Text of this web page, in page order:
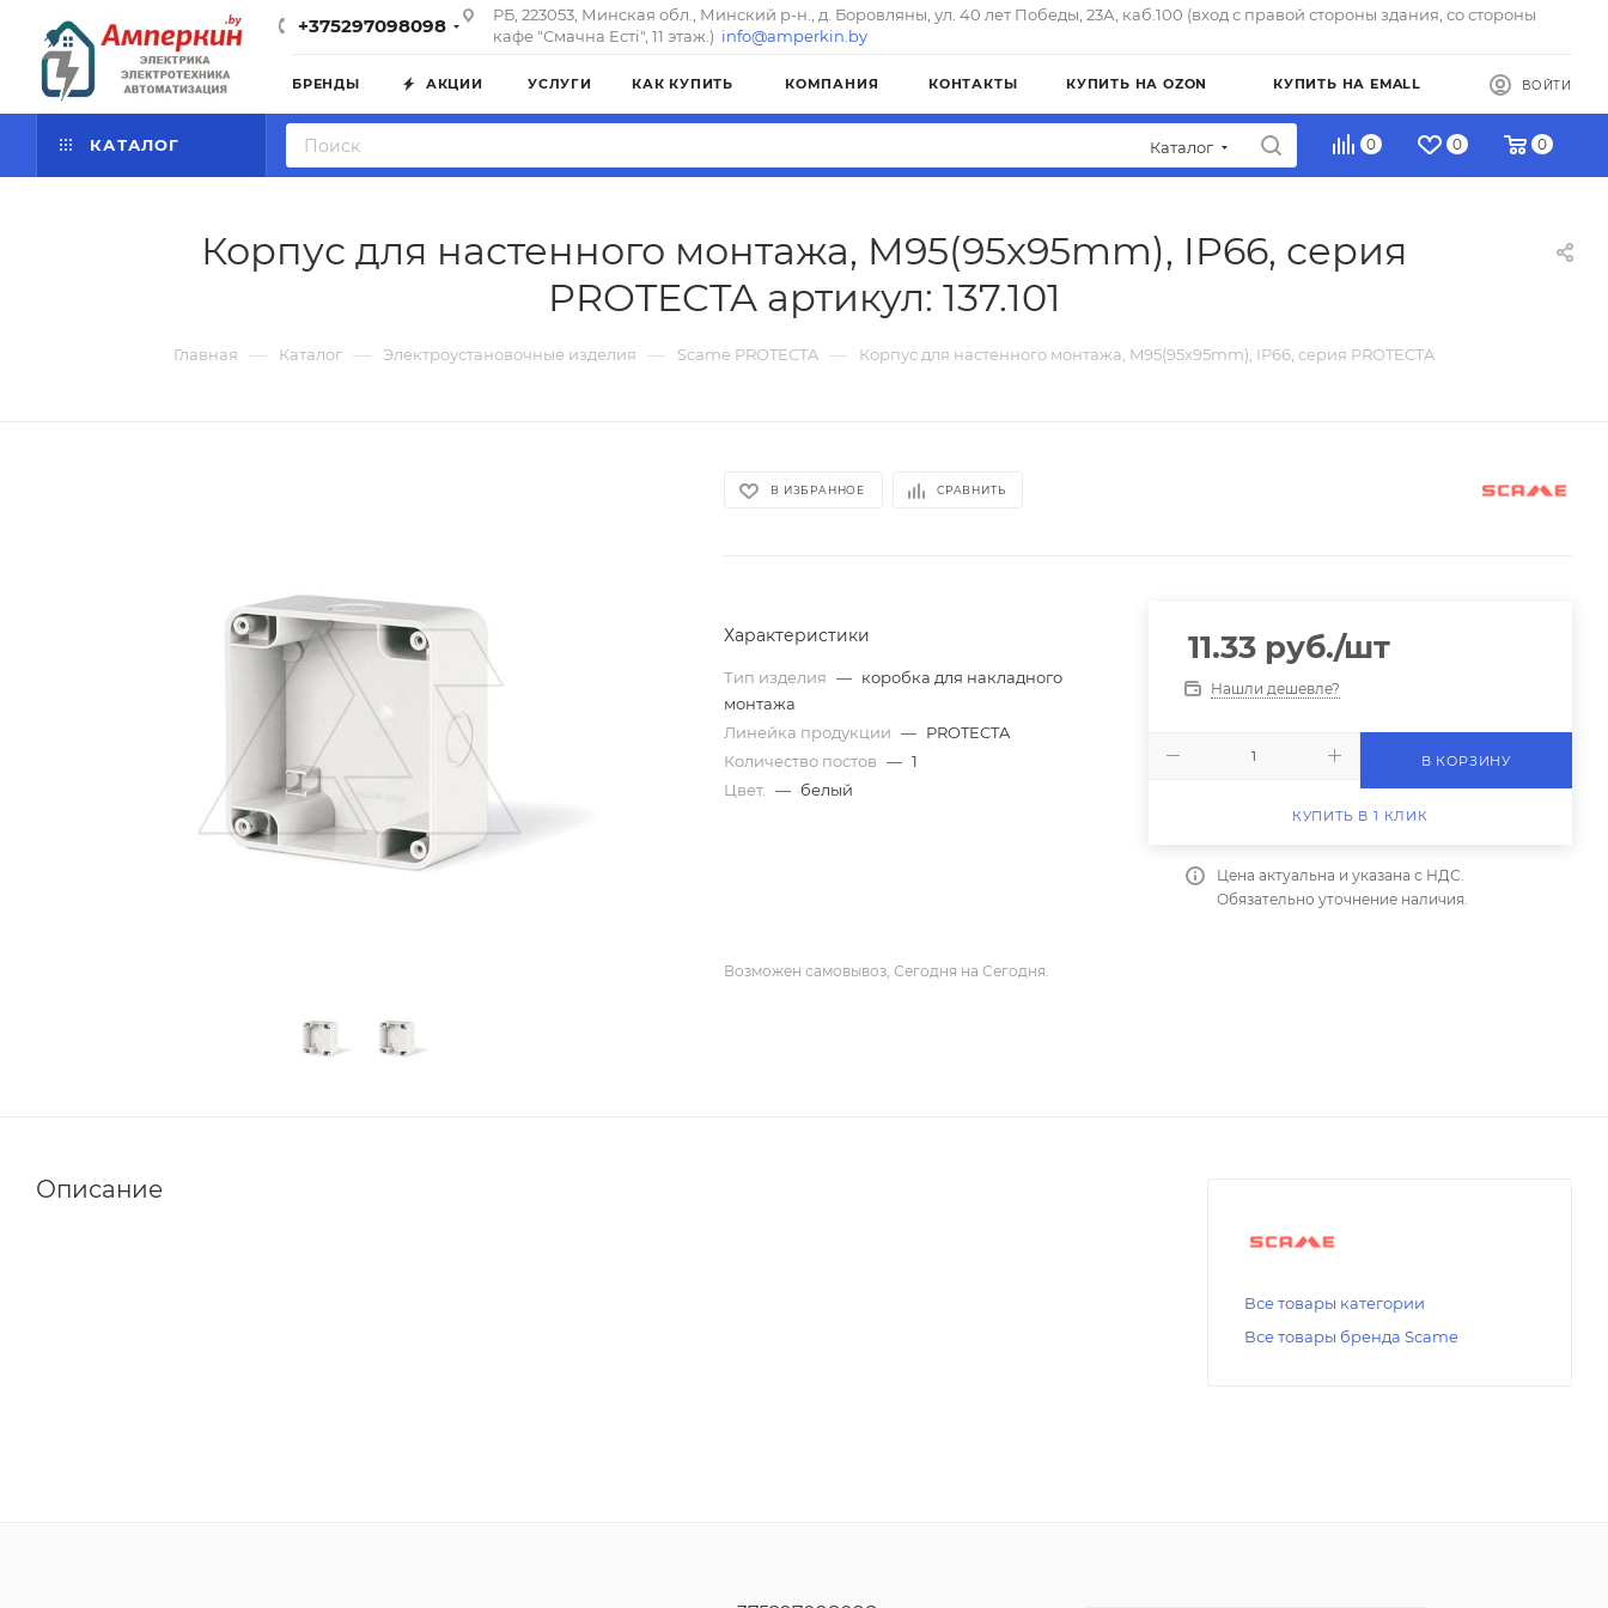
+375297098098
РБ, 223053, Минская обл., Минский р-н., д. Боровляны, ул. 40 лет Победы, 23А, каб.100 (вход с правой стороны здания, со стороны
кафе "Смачна Естi", 11 этаж.) info@amperkin.by
БРЕНДЫ АКЦИИ УСЛУГИ КАК КУПИТЬ КОМПАНИЯ КОНТАКТЫ КУПИТЬ НА OZON КУПИТЬ НА EMALL ВОЙТИ
КАТАЛОГ Каталог 0 0 0
Корпус для настенного монтажа, M95(95x95mm), IP66, серия
PROTECTA артикул: 137.101
Главная — Каталог — Электроустановочные изделия — Scame PROTECTA — Корпус для настенного монтажа, M95(95x95mm), IP66, серия PROTECTA
В ИЗБРАННОЕ СРАВНИТЬ
Характеристики
Тип изделия — коробка для накладного
монтажа
Линейка продукции — PROTECTA
Количество постов — 1
Цвет.
— белый
11.33руб./шт
Нашли дешевле?
В КОРЗИНУ
КУПИТЬ В 1 КЛИК
Цена актуальна и указана с НДС.
Обязательно уточнение наличия.
Возможен самовывоз, Сегодня на Сегодня.
Описание
Все товары категории
Все товары бренда Scame